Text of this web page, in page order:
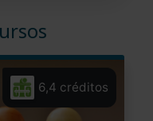
6,4 créditos